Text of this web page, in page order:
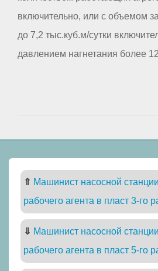
включительно, или с объемом
до 7,2 тыс.куб.м/сутки
давлением нагнетания более
⇑ Машинист насосной
рабочего агента в пласт 3-го
⇓ Машинист насосной
рабочего агента в пласт 5-го